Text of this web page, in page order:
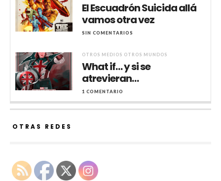
El Escuadrón Suicida allá
vamos otra vez
SIN COMENTARIOS
OTROS MEDIOS OTROS MUNDOS
What if… y si se
atrevieran…
1 COMENTARIO
OTRAS REDES